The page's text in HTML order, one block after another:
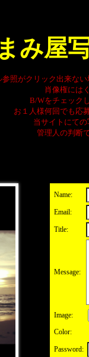
み屋
照がクリック出来な
肖像権には
B/Wをチェック
お１人様何回でも応
当サイトにて
管理人の判断
Name:
Email:
Title:
Message:
Image:
Color:
Password: